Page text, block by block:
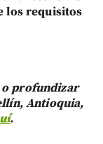
los requisitos
profundizar
Antioquia,
.